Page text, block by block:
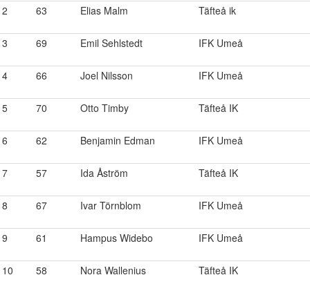
2 63 Elias Malm Täfteå ik
3 69 Emil Sehlstedt IFK Umeå
4 66 Joel Nilsson IFK Umeå
5 70 Otto Timby Täfteå IK
6 62 Benjamin Edman IFK Umeå
7 57 Ida Åström Täfteå IK
8 67 Ivar Törnblom IFK Umeå
9 61 Hampus Widebo IFK Umeå
10 58 Nora Wallenius Täfteå IK